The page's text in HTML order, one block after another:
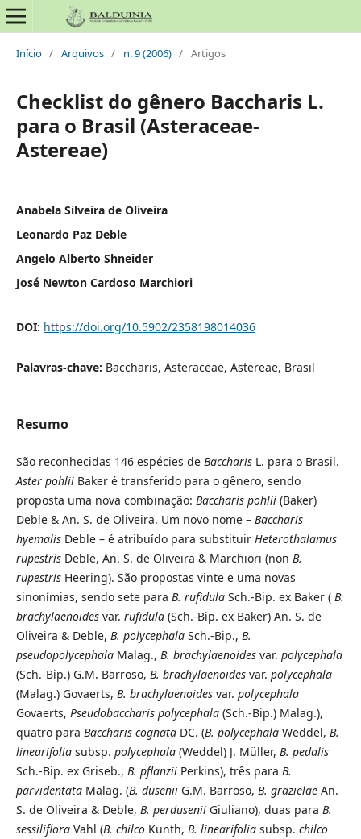
Início / Arquivos / n. 9 (2006) / Artigos
Checklist do gênero Baccharis L.
para o Brasil (Asteraceae-
Astereae)
Anabela Silveira de Oliveira
Leonardo Paz Deble
Angelo Alberto Shneider
José Newton Cardoso Marchiori
DOI: https://doi.org/10.5902/2358198014036
Palavras-chave: Baccharis, Asteraceae, Astereae, Brasil
Resumo
São reconhecidas 146 espécies de BaccharisL. para o Brasil.
Aster pohliiBaker é transferido para o gênero, sendo
proposta uma nova combinação: Baccharis pohlii(Baker)
Deble & An. S. de Oliveira. Um novo nome – Baccharis
hyemalisDeble – é atribuído para substituir Heterothalamus
rupestrisDeble, An. S. de Oliveira & Marchiori (non B.
rupestrisHeering). São propostas vinte e uma novas
sinonímias, sendo sete para B. rufidulaSch.-Bip. ex Baker ( B.
brachylaenoidesvar. rufidula(Sch.-Bip. ex Baker) An. S. de
Oliveira & Deble, B. polycephalaSch.-Bip., B.
pseudopolycephalaMalag., B. brachylaenoidesvar. polycephala
(Sch.-Bip.) G.M. Barroso, B. brachylaenoidesvar. polycephala
(Malag.) Govaerts, B. brachylaenoidesvar. polycephala
Govaerts, Pseudobaccharis polycephala(Sch.-Bip.) Malag.),
quatro para Baccharis cognataDC. (B. polycephalaWeddel, B.
linearifolia subsp. polycephala (Weddel) J. Müller, B. pedalis
Sch.-Bip. ex Griseb., B. pflanziiPerkins), três para B.
parvidentataMalag. (B. duseniiG.M. Barroso, B. grazielaeAn.
S. de Oliveira & Deble, B. perduseniiGiuliano), duas para B.
sessiliflora Vahl (B. chilcoKunth, B. linearifoliasubsp. chilco